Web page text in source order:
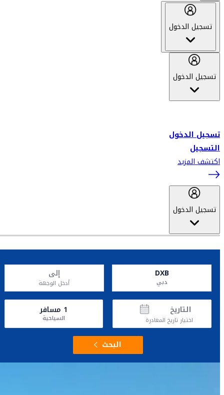
تسجيل الدخول
تسجيل الدخول
تسجيل الدخول
التسجيل
اكتشف المزيد
تسجيل الدخول
DXB
دبي
إلى
أدخل الوجهة
التاريخ
اختيار تاريخ المغادرة
1 مسافر
السياحية
البحث